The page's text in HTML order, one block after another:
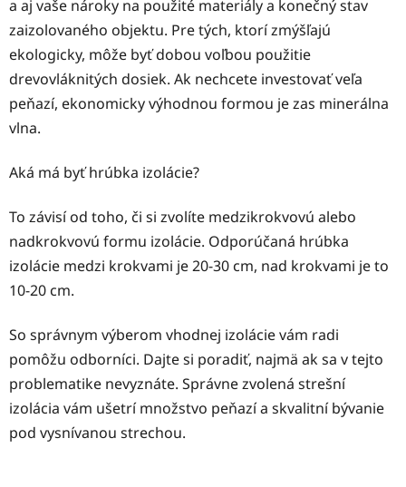
a aj vaše nároky na použité materiály a konečný stav
zaizolovaného objektu. Pre tých, ktorí zmýšľajú
ekologicky, môže byť dobou voľbou použitie
drevovláknitých dosiek. Ak nechcete investovať veľa
peňazí, ekonomicky výhodnou formou je zas minerálna
vlna.
Aká má byť hrúbka izolácie?
To závisí od toho, či si zvolíte medzikrokvovú alebo
nadkrokvovú formu izolácie. Odporúčaná hrúbka
izolácie medzi krokvami je 20-30 cm, nad krokvami je to
10-20 cm.
So správnym výberom vhodnej izolácie vám radi
pomôžu odborníci. Dajte si poradiť, najmä ak sa v tejto
problematike nevyznáte. Správne zvolená strešní
izolácia vám ušetrí množstvo peňazí a skvalitní bývanie
pod vysnívanou strechou.